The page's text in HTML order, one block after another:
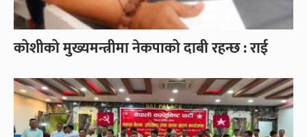
कोशीको मुख्यमन्त्रीमा नेकपाको दाबी रहन्छ : राई